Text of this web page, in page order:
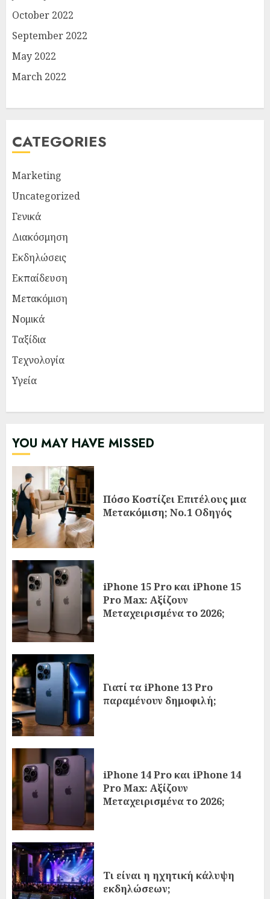
October 2022
September 2022
May 2022
March 2022
CATEGORIES
Marketing
Uncategorized
Γενικά
Διακόσμηση
Εκδηλώσεις
Εκπαίδευση
Μετακόμιση
Νομικά
Ταξίδια
Τεχνολογία
Υγεία
YOU MAY HAVE MISSED
Πόσο Κοστίζει Επιτέλους μια
Μετακόμιση; Νο.1 Οδηγός
iPhone 15 Pro και iPhone 15
Pro Max: Αξίζουν
Μεταχειρισμένα το 2026;
Γιατί τα iPhone 13 Pro
παραμένουν δημοφιλή;
iPhone 14 Pro και iPhone 14
Pro Max: Αξίζουν
Μεταχειρισμένα το 2026;
Τι είναι η ηχητική κάλυψη
εκδηλώσεων;